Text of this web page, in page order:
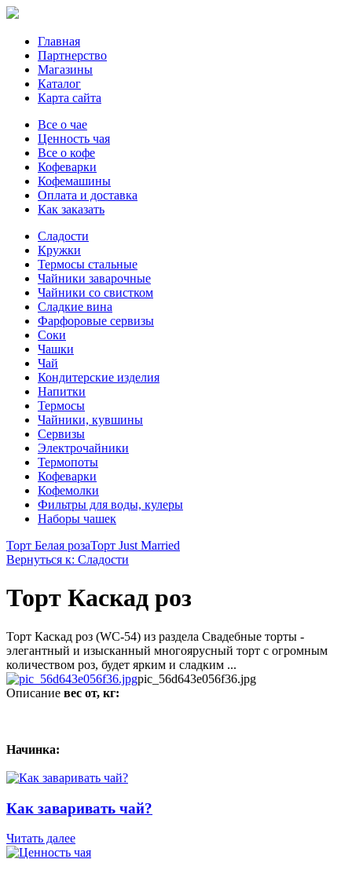
Главная
Партнерство
Магазины
Каталог
Карта сайта
Все о чае
Ценность чая
Все о кофе
Кофеварки
Кофемашины
Оплата и доставка
Как заказать
Сладости
Кружки
Термосы стальные
Чайники заварочные
Чайники со свистком
Сладкие вина
Фарфоровые сервизы
Соки
Чашки
Чай
Кондитерские изделия
Напитки
Термосы
Чайники, кувшины
Сервизы
Электрочайники
Термопоты
Кофеварки
Кофемолки
Фильтры для воды, кулеры
Наборы чашек
Торт Белая розаТорт Just Married
Вернуться к: Сладости
Торт Каскад роз
Торт Каскад роз (WC-54) из раздела Свадебные торты -
элегантный и изысканный многоярусный торт с огромным
количеством роз, будет ярким и сладким ...
pic_56d643e056f36.jpg
Описание вес от, кг:
Начинка:
Как заваривать чай?
Читать далее